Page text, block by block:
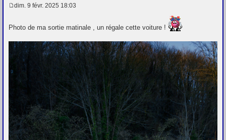
s
g
dim. 9 févr. 2025 18:03
Photo de ma sortie matinale , un régale cette voiture !